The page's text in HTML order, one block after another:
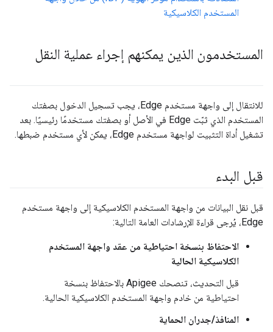
المستخدم الكلاسيكية
المستخدمون الذين يمكنهم إجراء عملية النقل
للانتقال إلى واجهة مستخدم Edge، يجب تسجيل الدخول بصفتك
المستخدم الذي ثبّت Edge في الأصل أو بصفتك مستخدمًا رئيسيًا. بعد
تشغيل أداة التثبيت لواجهة مستخدم Edge، يمكن لأي مستخدم ضبطها.
قبل البدء
قبل نقل البيانات من واجهة المستخدم الكلاسيكية إلى واجهة مستخدم
Edge، يُرجى قراءة الإرشادات العامة التالية:
الاحتفاظ بنسخة احتياطية من عقد واجهة المستخدم
الكلاسيكية الحالية
قبل التحديث، تنصحك Apigee بالاحتفاظ بنسخة
احتياطية من خادم واجهة المستخدم الكلاسيكية الحالية.
المنافذ/جدران الحماية